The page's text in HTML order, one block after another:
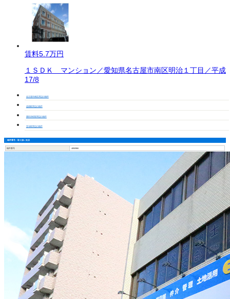
賃料5.7万円
１ＳＤＫ マンション／愛知県名古屋市南区明治１丁目／平成
17/8
名古屋市南区周辺の物件
道徳駅周辺の物件
豊田本町駅周辺の物件
笠寺駅周辺の物件
物件番号・取り扱い支店
物件番号 4850966